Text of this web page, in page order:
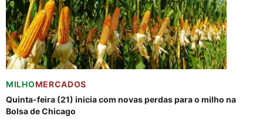
MILHOMERCADOS
Quinta-feira (21) inicia com novas perdas para o milho na
Bolsa de Chicago